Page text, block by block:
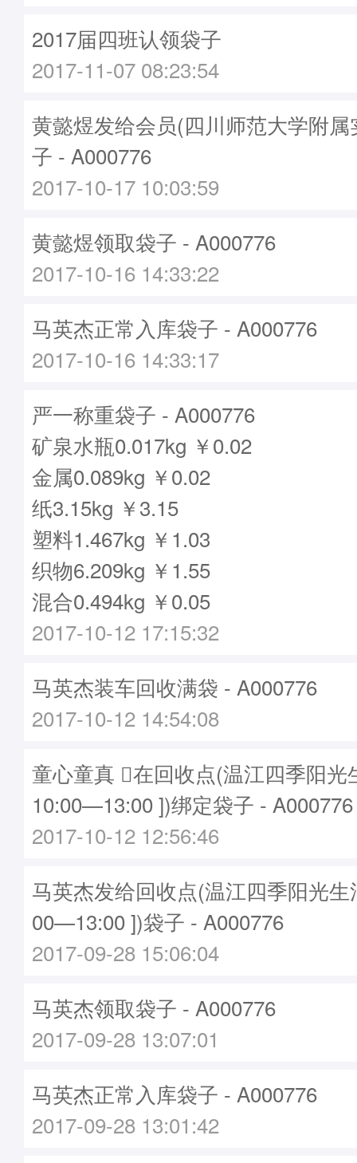
2017届四班认领袋子
2017-11-07 08:23:54
黄懿煜发给会员(四川师范大学附
子 - A000776
2017-10-17 10:03:59
黄懿煜领取袋子 - A000776
2017-10-16 14:33:22
马英杰正常入库袋子 - A000776
2017-10-16 14:33:17
严一称重袋子 - A000776
矿泉水瓶0.017kg ￥0.02
金属0.089kg ￥0.02
纸3.15kg ￥3.15
塑料1.467kg ￥1.03
织物6.209kg ￥1.55
混合0.494kg ￥0.05
2017-10-12 17:15:32
马英杰装车回收满袋 - A000776
2017-10-12 14:54:08
童心童真 在回收点(温江四季阳光
10:00—13:00 ])绑定袋子 - A000776
2017-10-12 12:56:46
马英杰发给回收点(温江四季阳光
00—13:00 ])袋子 - A000776
2017-09-28 15:06:04
马英杰领取袋子 - A000776
2017-09-28 13:07:01
马英杰正常入库袋子 - A000776
2017-09-28 13:01:42